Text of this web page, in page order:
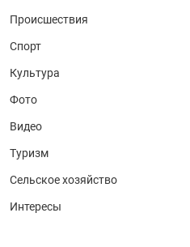
Происшествия
Спорт
Культура
Фото
Видео
Туризм
Сельское хозяйство
Интересы